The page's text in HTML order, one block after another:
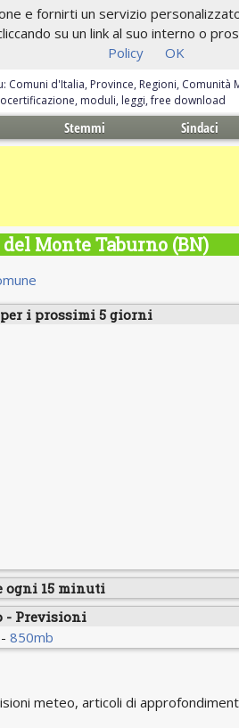
e fornirti un servizio
su un link al suo interno o
Policy
OK
Comuni d'Italia, Province, Regioni, Comunità
moduli, leggi, free download
Stemmi Sindaci
Monte Taburno (BN)
i prossimi 5 giorni
15 minuti
- Previsioni
- 850mb
meteo, articoli di